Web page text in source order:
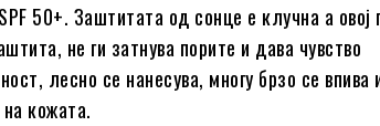
50+. Заштитата од сонце е клучна а овој
не ги затнува порите и дава чувство
лесно се нанесува, многу брзо се впива
кожата.